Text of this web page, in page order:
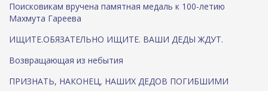
Поисковикам вручена памятная медаль к 100-летию
Махмута Гареева
ИЩИТЕ.ОБЯЗАТЕЛЬНО ИЩИТЕ. ВАШИ ДЕДЫ ЖДУТ.
Возвращающая из небытия
ПРИЗНАТЬ, НАКОНЕЦ, НАШИХ ДЕДОВ ПОГИБШИМИ